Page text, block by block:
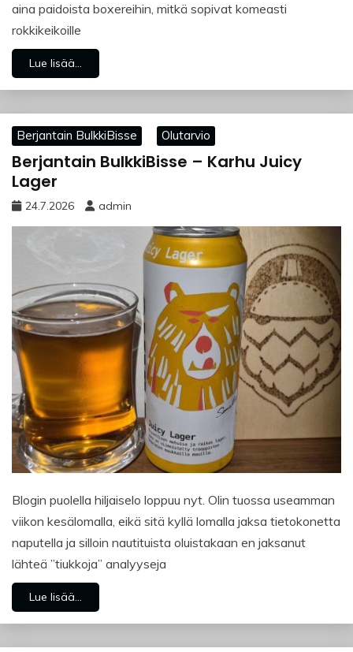
aina paidoista boxereihin, mitkä sopivat komeasti
rokkikeikoille
Lue lisää...
Berjantain BulkkiBisse Olutarvio
Berjantain BulkkiBisse – Karhu Juicy
Lager
24.7.2026 admin
Blogin puolella hiljaiselo loppuu nyt. Olin tuossa useamman
viikon kesälomalla, eikä sitä kyllä lomalla jaksa tietokonetta
naputella ja silloin nautituista oluistakaan en jaksanut
lähteä ”tiukkoja” analyyseja
Lue lisää...